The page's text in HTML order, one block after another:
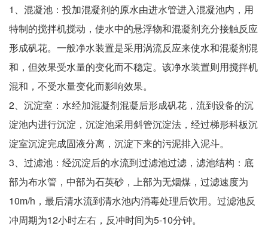
1、混凝池：投加混凝剂的原水由进水管进入混凝池内，用
特制的搅拌机搅动，使水中的悬浮物和混凝剂充分接触反应
形成矾花。一般净水装置是采用涡流反应来使水和混凝剂混
和，但效果受水量的变化而不稳定。该净水装置则用搅拌机
混和，不受水量变化而影响效果。
2、沉淀室：水经加混凝剂混凝后形成矾花，流到设备的沉
淀池内进行沉淀，沉淀池采用斜管沉淀法，经过梯形科板沉
淀室沉淀完成固液分离，沉淀下来的污泥排入泥斗。
3、过滤池：经沉淀后的水流到过滤池过滤，滤池结构：底
部为布水管，中部为石英砂，上部为无烟煤，过滤速度为
10m/h，最后清水流到清水池内消毒处理后饮用。过滤池反
冲周期为12小时左右，反冲时间为5-10分钟。